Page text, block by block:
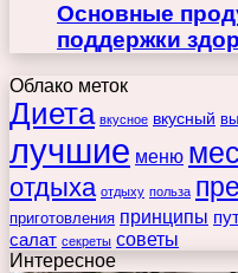
Основные
поддержки
Облако меток
Диета вкусное вкусный
лучшие меню
отдыха отдыху польза
приготовления принципы
салат секреты советы
Интересное